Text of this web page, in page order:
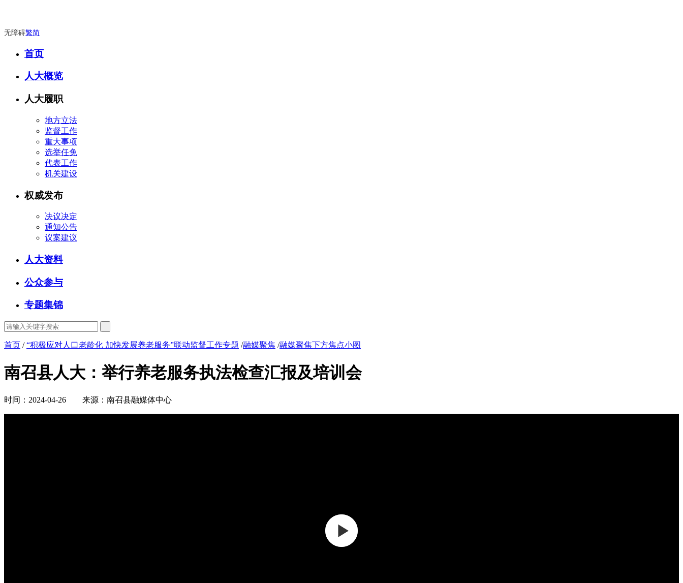
无障碍繁简
首页
人大概览
人大履职
地方立法
监督工作
重大事项
选举任免
代表工作
机关建设
权威发布
决议决定
通知公告
议案建议
人大资料
公众参与
专题集锦
首页 /“积极应对人口老龄化 加快发展养老服务”联动监督工作专题 /融媒聚焦 /融媒聚焦下方焦点小图
南召县人大：举行养老服务执法检查汇报及培训会
时间：2024-04-26 来源：南召县融媒体中心